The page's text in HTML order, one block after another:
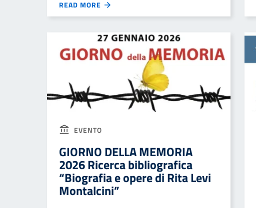
READ MORE
EVENTO
GIORNO DELLA MEMORIA
2026 Ricerca bibliografica
“Biografia e opere di Rita Levi
Montalcini”